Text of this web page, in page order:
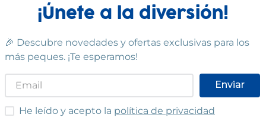
¡Únete a la diversión!
🎉 Descubre novedades y ofertas exclusivas para los
más peques. ¡Te esperamos!
Enviar
He leído y acepto las condiciones
He leído y acepto la política de privacidad